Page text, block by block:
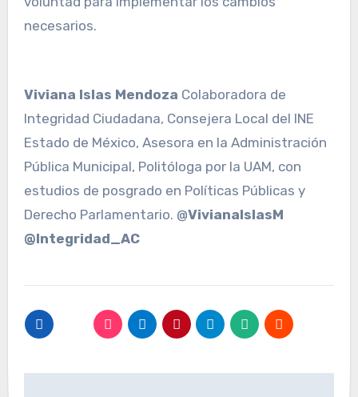
necesarios.
Viviana Islas Mendoza Colaboradora de
Integridad Ciudadana, Consejera Local del INE
Estado de México, Asesora en la Administración
Pública Municipal, Politóloga por la UAM, con
estudios de posgrado en Políticas Públicas y
Derecho Parlamentario. @VivianaIslasM
@Integridad_AC